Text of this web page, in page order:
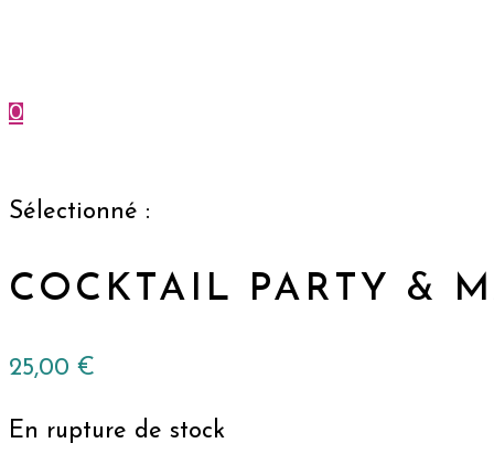
0
Sélectionné :
COCKTAIL PARTY &
25,00 €
En rupture de stock